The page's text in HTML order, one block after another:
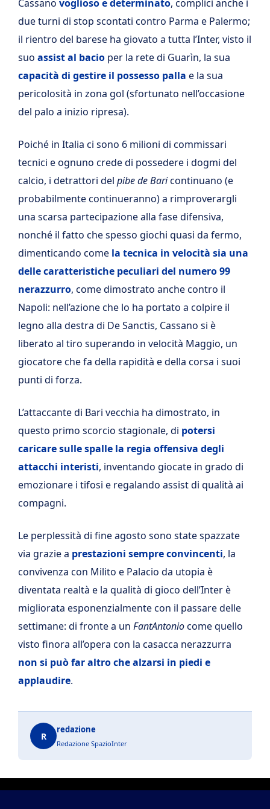
Cassano voglioso e determinato, complici anche i
due turni di stop scontati contro Parma e Palermo;
il rientro del barese ha giovato a tutta l’Inter, visto il
suo assist al bacio per la rete di Guarìn, la sua
capacità di gestire il possesso palla e la sua
pericolosità in zona gol (sfortunato nell’occasione
del palo a inizio ripresa).
Poiché in Italia ci sono 6 milioni di commissari
tecnici e ognuno crede di possedere i dogmi del
calcio, i detrattori del pibe de Baricontinuano (e
probabilmente continueranno) a rimproverargli
una scarsa partecipazione alla fase difensiva,
nonché il fatto che spesso giochi quasi da fermo,
dimenticando come la tecnica in velocità sia una
delle caratteristiche peculiari del numero 99
nerazzurro, come dimostrato anche contro il
Napoli: nell’azione che lo ha portato a colpire il
legno alla destra di De Sanctis, Cassano si è
liberato al tiro superando in velocità Maggio, un
giocatore che fa della rapidità e della corsa i suoi
punti di forza.
L’attaccante di Bari vecchia ha dimostrato, in
questo primo scorcio stagionale, di potersi
caricare sulle spalle la regia offensiva degli
attacchi interisti, inventando giocate in grado di
emozionare i tifosi e regalando assist di qualità ai
compagni.
Le perplessità di fine agosto sono state spazzate
via grazie a prestazioni sempre convincenti, la
convivenza con Milito e Palacio da utopia è
diventata realtà e la qualità di gioco dell’Inter è
migliorata esponenzialmente con il passare delle
settimane: di fronte a un FantAntoniocome quello
visto finora all’opera con la casacca nerazzurra
non si può far altro che alzarsi in piedi e
applaudire.
R
redazione
Redazione SpazioInter